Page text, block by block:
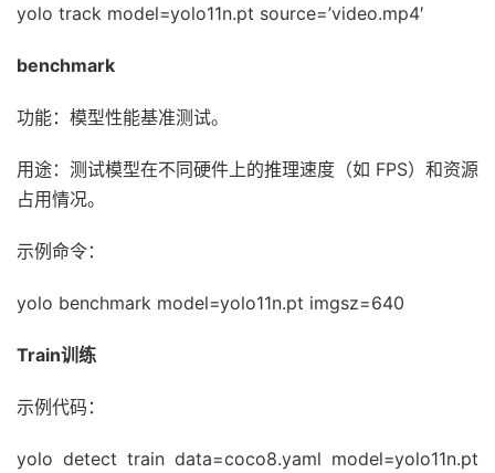
yolo track model=yolo11n.pt source=’video.mp4′
benchmark
功能：模型性能基准测试。
用途：测试模型在不同硬件上的推理速度（如 FPS）和资源
占用情况。
示例命令：
yolo benchmark model=yolo11n.pt imgsz=640
Train训练
示例代码：
yolo detect train data=coco8.yaml model=yolo11n.pt